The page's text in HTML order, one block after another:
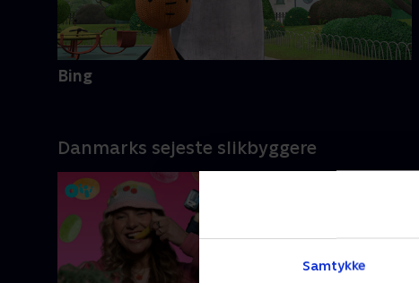
Samtykke
Bing
Danmarks sejeste slikbyggere